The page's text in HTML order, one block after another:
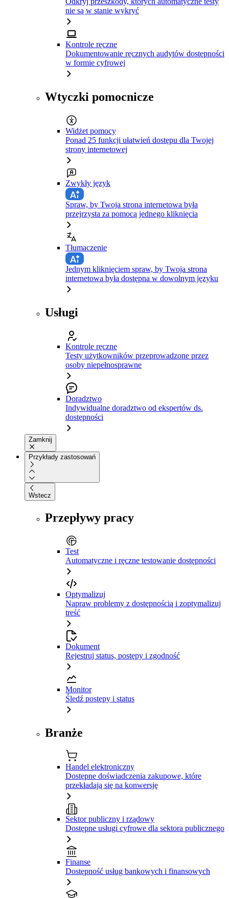
nie są w stanie wykryć
Kontrole ręczne
Dokumentowanie ręcznych audytów dostępności
w formie cyfrowej
Wtyczki pomocnicze
Widżet pomocy
Ponad 25 funkcji ułatwień dostępu dla Twojej
strony internetowej
Zwykły język
Spraw, by Twoja strona internetowa była
przejrzysta za pomocą jednego kliknięcia
Tłumaczenie
Jednym kliknięciem spraw, by Twoja strona
internetowa była dostępna w dowolnym języku
Usługi
Kontrole ręczne
Testy użytkowników przeprowadzone przez
osoby niepełnosprawne
Doradztwo
Indywidualne doradztwo od ekspertów ds.
dostępności
Zamknij
Przykłady zastosowań
Wstecz
Przepływy pracy
Test
Automatyczne i ręczne testowanie dostępności
Optymalizuj
Napraw problemy z dostępnością i zoptymalizuj
treść
Dokument
Rejestruj status, postępy i zgodność
Monitor
Śledź postępy i status
Branże
Handel elektroniczny
Dostępne doświadczenia zakupowe, które
przekładają się na konwersję
Sektor publiczny i rządowy
Dostępne usługi cyfrowe dla sektora publicznego
Finanse
Dostępność usług bankowych i finansowych